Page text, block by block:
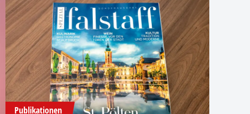
Publikationen